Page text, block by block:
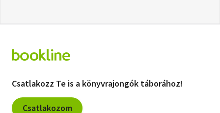
Csatlakozz Te is a könyvrajongók táborához!
Csatlakozom